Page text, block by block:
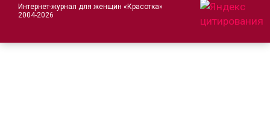
Интернет-журнал для женщин «Красотка»
2004-2026